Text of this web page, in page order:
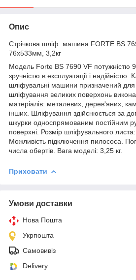
Опис
Стрічкова шліф. машина FORTE BS
76х533мм, 3,2кг
Модель Forte BS 7690 VF потужністю
зручністю в експлуатації і надійністю.
шліфувальні машини призначений для
шліфування великих поверхонь
матеріалів: металевих, дерев'яних,
інших. Шліфування здійснюється за
шкурки односпрямованим постійним
поверхні. Розмір шліфувального
Можливість підключення пилососа.
числа обертів. Вага моделі: 3,25 кг.
Приховати
Умови доставки
Нова Пошта
Укрпошта
Самовивіз
Delivery